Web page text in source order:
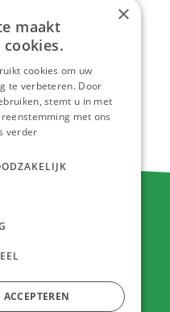
2
×
maakt
cookies om uw
te verbeteren. Door
stemt u in met
met ons
verder
ACCEPTEREN